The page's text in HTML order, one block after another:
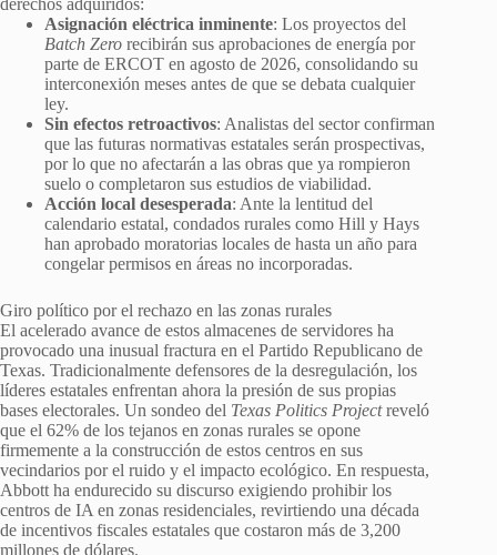
Asignación eléctrica inminente: Los proyectos del
Batch Zero recibirán sus aprobaciones de energía por
parte de ERCOT en agosto de 2026, consolidando su
interconexión meses antes de que se debata cualquier
ley.
Sin efectos retroactivos: Analistas del sector confirman
que las futuras normativas estatales serán prospectivas,
por lo que no afectarán a las obras que ya rompieron
suelo o completaron sus estudios de viabilidad.
Acción local desesperada: Ante la lentitud del
calendario estatal, condados rurales como Hill y Hays
han aprobado moratorias locales de hasta un año para
congelar permisos en áreas no incorporadas.
Giro político por el rechazo en las zonas rurales
El acelerado avance de estos almacenes de servidores ha
provocado una inusual fractura en el Partido Republicano de
Texas. Tradicionalmente defensores de la desregulación, los
líderes estatales enfrentan ahora la presión de sus propias
bases electorales. Un sondeo del Texas Politics Projectreveló
que el 62% de los tejanos en zonas rurales se opone
firmemente a la construcción de estos centros en sus
vecindarios por el ruido y el impacto ecológico. En respuesta,
Abbott ha endurecido su discurso exigiendo prohibir los
centros de IA en zonas residenciales, revirtiendo una década
de incentivos fiscales estatales que costaron más de 3,200
millones de dólares.